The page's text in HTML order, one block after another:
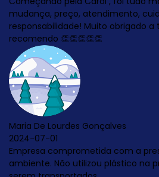
cuidado, e
a todos! Super
preservação do meio
proteção dos itens a